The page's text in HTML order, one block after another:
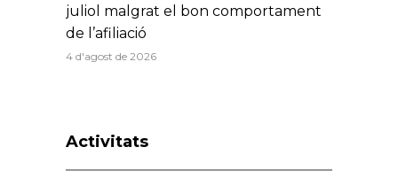
juliol malgrat el bon comportament
de l’afiliació
4 d'agost de 2026
Activitats